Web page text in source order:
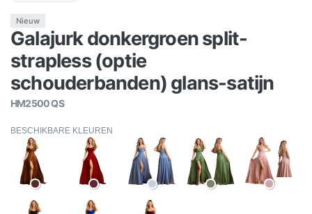
Nieuw
Galajurk donkergroen split-
strapless (optie
schouderbanden) glans-satijn
HM2500 QS
BESCHIKBARE KLEUREN